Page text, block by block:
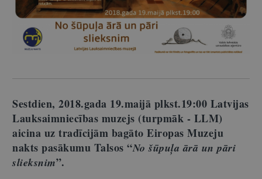
Sestdien, 2018.gada 19.maijā plkst.19:00 Latvijas
Lauksaimniecības muzejs (turpmāk - LLM)
aicina uz tradīcijām bagāto Eiropas Muzeju
nakts pasākumu Talsos “No šūpuļa ārā un pāri
slieksnim”.